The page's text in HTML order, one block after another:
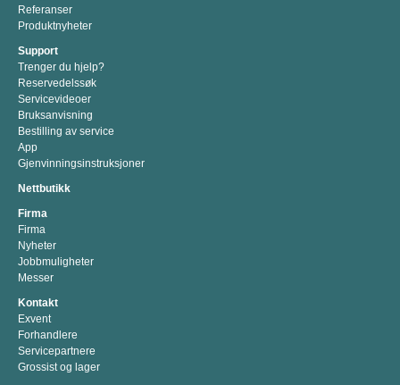
Referanser
Produktnyheter
Support
Trenger du hjelp?
Reservedelssøk
Servicevideoer
Bruksanvisning
Bestilling av service
App
Gjenvinningsinstruksjoner
Nettbutikk
Firma
Firma
Nyheter
Jobbmuligheter
Messer
Kontakt
Exvent
Forhandlere
Servicepartnere
Grossist og lager